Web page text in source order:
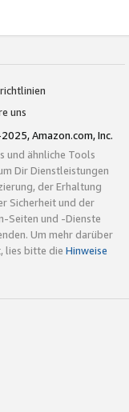
uns
Amazon.com, Inc.
und ähnliche Tools
Dir Dienstleistungen
der Erhaltung
Sicherheit und der
Seiten und -Dienste
Um mehr darüber
lies bitte die Hinweise